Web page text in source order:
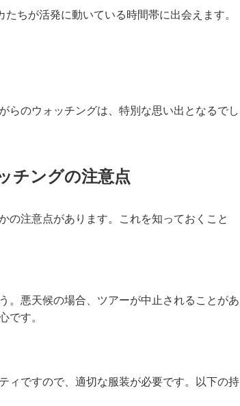
ちが活発に動いている時間帯に出会えます。
らのウォッチングは、特別な思い出となるでし
チングの注意点
の注意点があります。これを知っておくこと
。悪天候の場合、ツアーが中止されることがあ
です。
ィですので、適切な服装が必要です。以下の持